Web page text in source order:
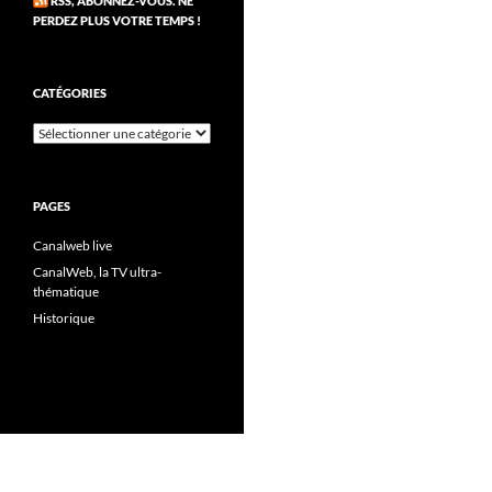
PERDEZ PLUS VOTRE TEMPS !
CATÉGORIES
Catégories
PAGES
Canalweb live
CanalWeb, la TV ultra-
thématique
Historique